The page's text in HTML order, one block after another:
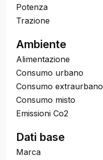
Potenza
Trazione
Ambiente
Alimentazione
Consumo urbano
Consumo extraurbano
Consumo misto
Emissioni Co2
Dati base
Marca